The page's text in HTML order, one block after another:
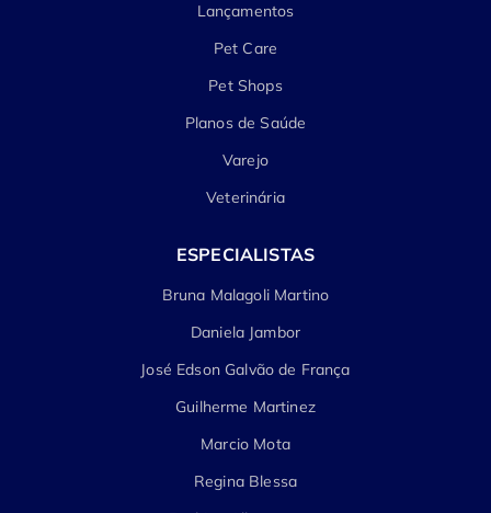
Lançamentos
Pet Care
Pet Shops
Planos de Saúde
Varejo
Veterinária
ESPECIALISTAS
Bruna Malagoli Martino
Daniela Jambor
José Edson Galvão de França
Guilherme Martinez
Marcio Mota
Regina Blessa